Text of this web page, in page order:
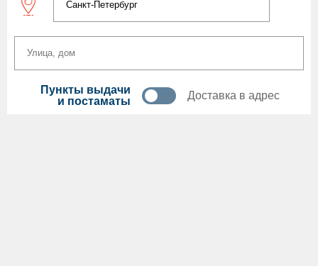
Пункты выдачи
и постаматы
Доставка в адрес